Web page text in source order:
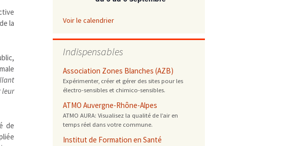
alimentaire
de conservation et de cuisson
citoyen / ONG
majeurs
/ mutagène / reprotoxique
lourds et autres
endocriniens
circulaire
et souterraines
/ transition énergétique
la
leur
de
Voir le calendrier
Indispensables
Association Zones Blanches (AZB)
Expérimenter, créer et gérer des sites pour les
électro-sensibles et chimico-sensibles.
ATMO Auvergne-Rhône-Alpes
ATMO AURA: Visualisez la qualité de l’air en
temps réel dans votre commune.
Institut de Formation en Santé